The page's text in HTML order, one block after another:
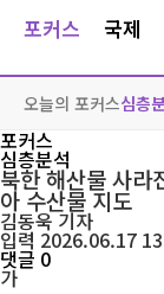
포커스 국제
오늘의 포커스심층
포커스
심층분석
북한 해산물 사
아 수산물 지도
김동욱기자
입력 2026.06.17
댓글 0
가